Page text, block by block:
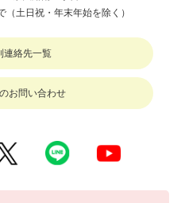
土日祝・年末年始を除く）
連絡先一覧
お問い合わせ